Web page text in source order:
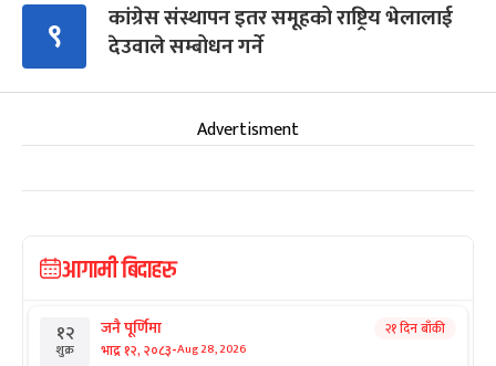
९
कांग्रेस संस्थापन इतर समूहको राष्ट्रिय भेलालाई
देउवाले सम्बोधन गर्ने
Advertisment
आगामी बिदाहरु
१२
शुक्र
जनै पूर्णिमा
भाद्र १२, २०८३-Aug 28, 2026
२१ दिन बाँकी